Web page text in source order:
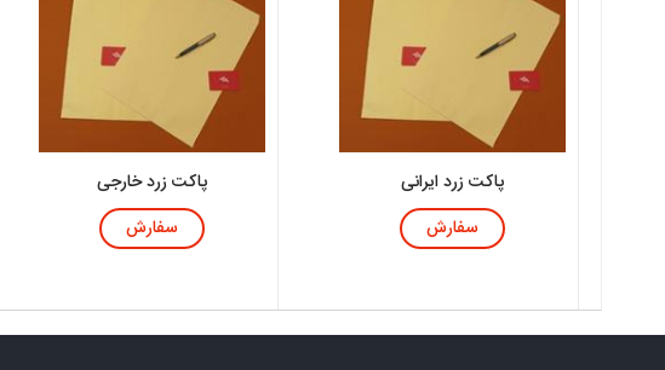
پاکت زرد خارجی
سفارش
پاکت زرد ایرانی
سفارش